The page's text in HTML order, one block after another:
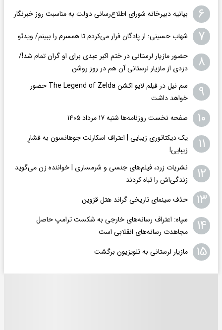
۶ بیانیه دبیرخانه شورای اطلاع‌رسانی دولت به مناسبت روز خبرنگار
۷ شهاب حسینی: از پادگان فرار می‌کردم تا همسرم را ببینم/ ویدئو
۸
حضور مازیار لرستانی در ختم اکبر عبدی برای او گران تمام شد!/
دزدی از مازیار لرستانی آن هم در روز روشن
۹
سم نیل در فیلم لایو اکشن The Legend of Zelda حضور
خواهد داشت
۱۰ صفحه نخست روزنامه‌ها شنبه ۱۷ مرداد ۱۴۰۵
۱۱
یک دیکتاتوری زیبایی | اعتراف اسکارلت جوهانسون به فشارِ
زیبایی!
۱۲
نشریات زرد، فیلم‌های جنسی و شرمساری | خواننده زن می‌گوید
زندگی‌اش را تباه کردند
۱۳ حذف سینمای تاریخی گراند هتل قزوین
۱۴
سپاه: اعتراف رسانه‌های خارجی به شکست ترامپ حاصل
مجاهدت رسانه‌های انقلابی است
۱۵ مازیار لرستانی به تلویزیون برگشت